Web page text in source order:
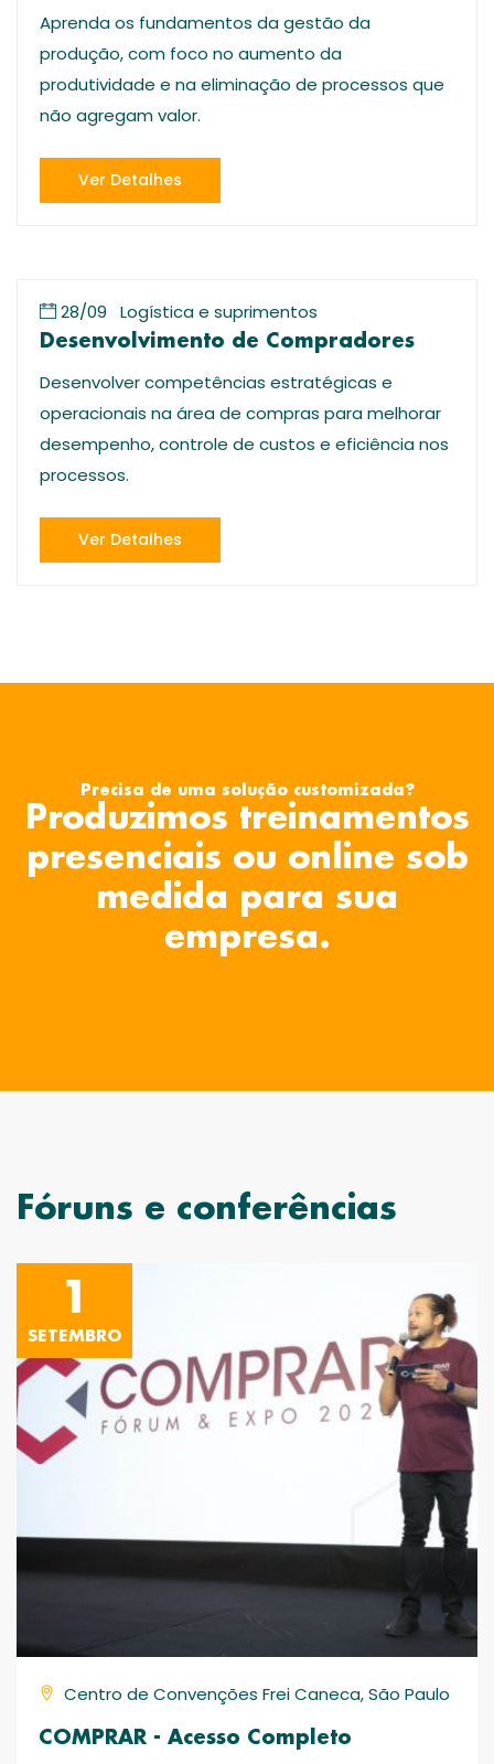
Aprenda os fundamentos da gestão da
produção, com foco no aumento da
produtividade e na eliminação de processos que
não agregam valor.
Ver Detalhes
28/09 Logística e suprimentos
Desenvolvimento de Compradores
Desenvolver competências estratégicas e
operacionais na área de compras para melhorar
desempenho, controle de custos e eficiência nos
processos.
Ver Detalhes
Precisa de uma solução customizada?
Produzimos treinamentos
presenciais ou online sob
medida para sua
empresa.
Fóruns e conferências
1
SETEMBRO
Centro de Convenções Frei Caneca, São Paulo
COMPRAR - Acesso Completo